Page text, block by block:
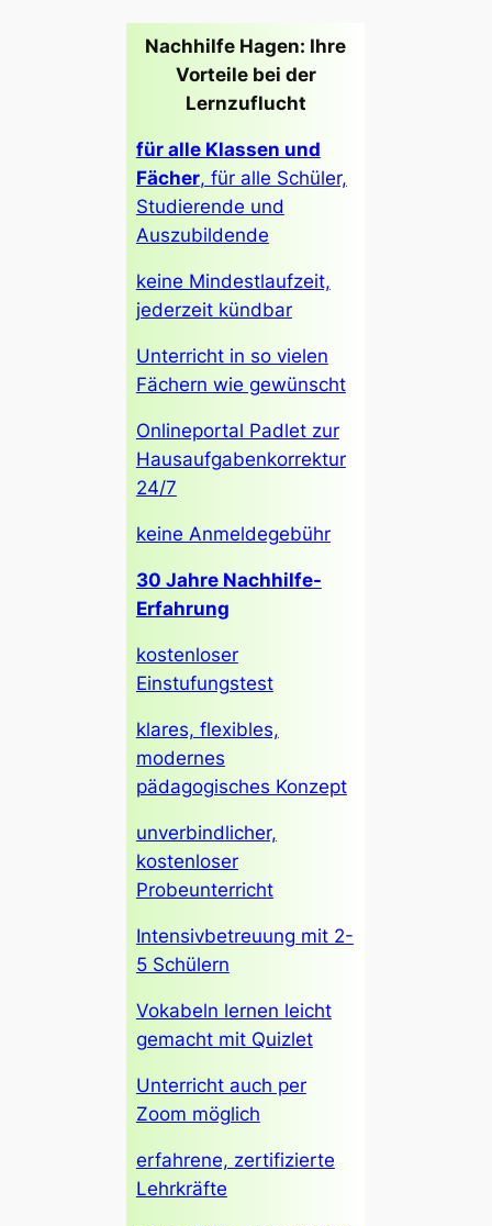
Nachhilfe Hagen: Ihre
Vorteile bei der
Lernzuflucht
für alle Klassen und
Fächer, für alle Schüler,
Studierende und
Auszubildende
keine Mindestlaufzeit,
jederzeit kündbar
Unterricht in so vielen
Fächern wie gewünscht
Onlineportal Padlet zur
Hausaufgabenkorrektur
24/7
keine Anmeldegebühr
30 Jahre Nachhilfe-
Erfahrung
kostenloser
Einstufungstest
klares, flexibles,
modernes
pädagogisches Konzept
unverbindlicher,
kostenloser
Probeunterricht
Intensivbetreuung mit 2-
5 Schülern
Vokabeln lernen leicht
gemacht mit Quizlet
Unterricht auch per
Zoom möglich
erfahrene, zertifizierte
Lehrkräfte